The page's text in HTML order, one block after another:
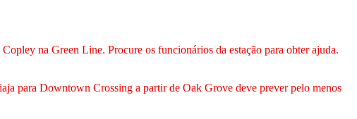
na Green Line. Procure os funcionários da estação para obter ajuda.
para Downtown Crossing a partir de Oak Grove deve prever pelo menos